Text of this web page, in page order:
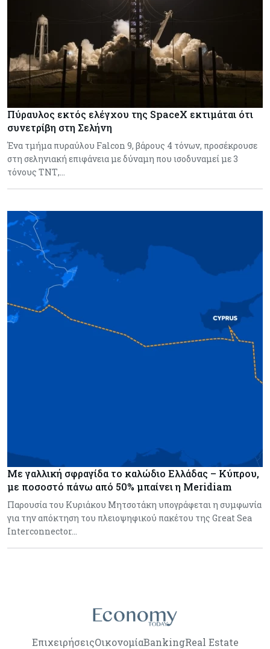
Πύραυλος εκτός ελέγχου της SpaceX εκτιμάται ότι
συνετρίβη στη Σελήνη
Ένα τμήμα πυραύλου Falcon 9, βάρους 4 τόνων, προσέκρουσε
στη σεληνιακή επιφάνεια με δύναμη που ισοδυναμεί με 3
τόνους ΤΝΤ,…
Με γαλλική σφραγίδα το καλώδιο Ελλάδας – Κύπρου,
με ποσοστό πάνω από 50% μπαίνει η Meridiam
Παρουσία του Κυριάκου Μητσοτάκη υπογράφεται η συμφωνία
για την απόκτηση του πλειοψηφικού πακέτου της Great Sea
Interconnector…
ΕπιχειρήσειςΟικονομίαBankingReal Estate